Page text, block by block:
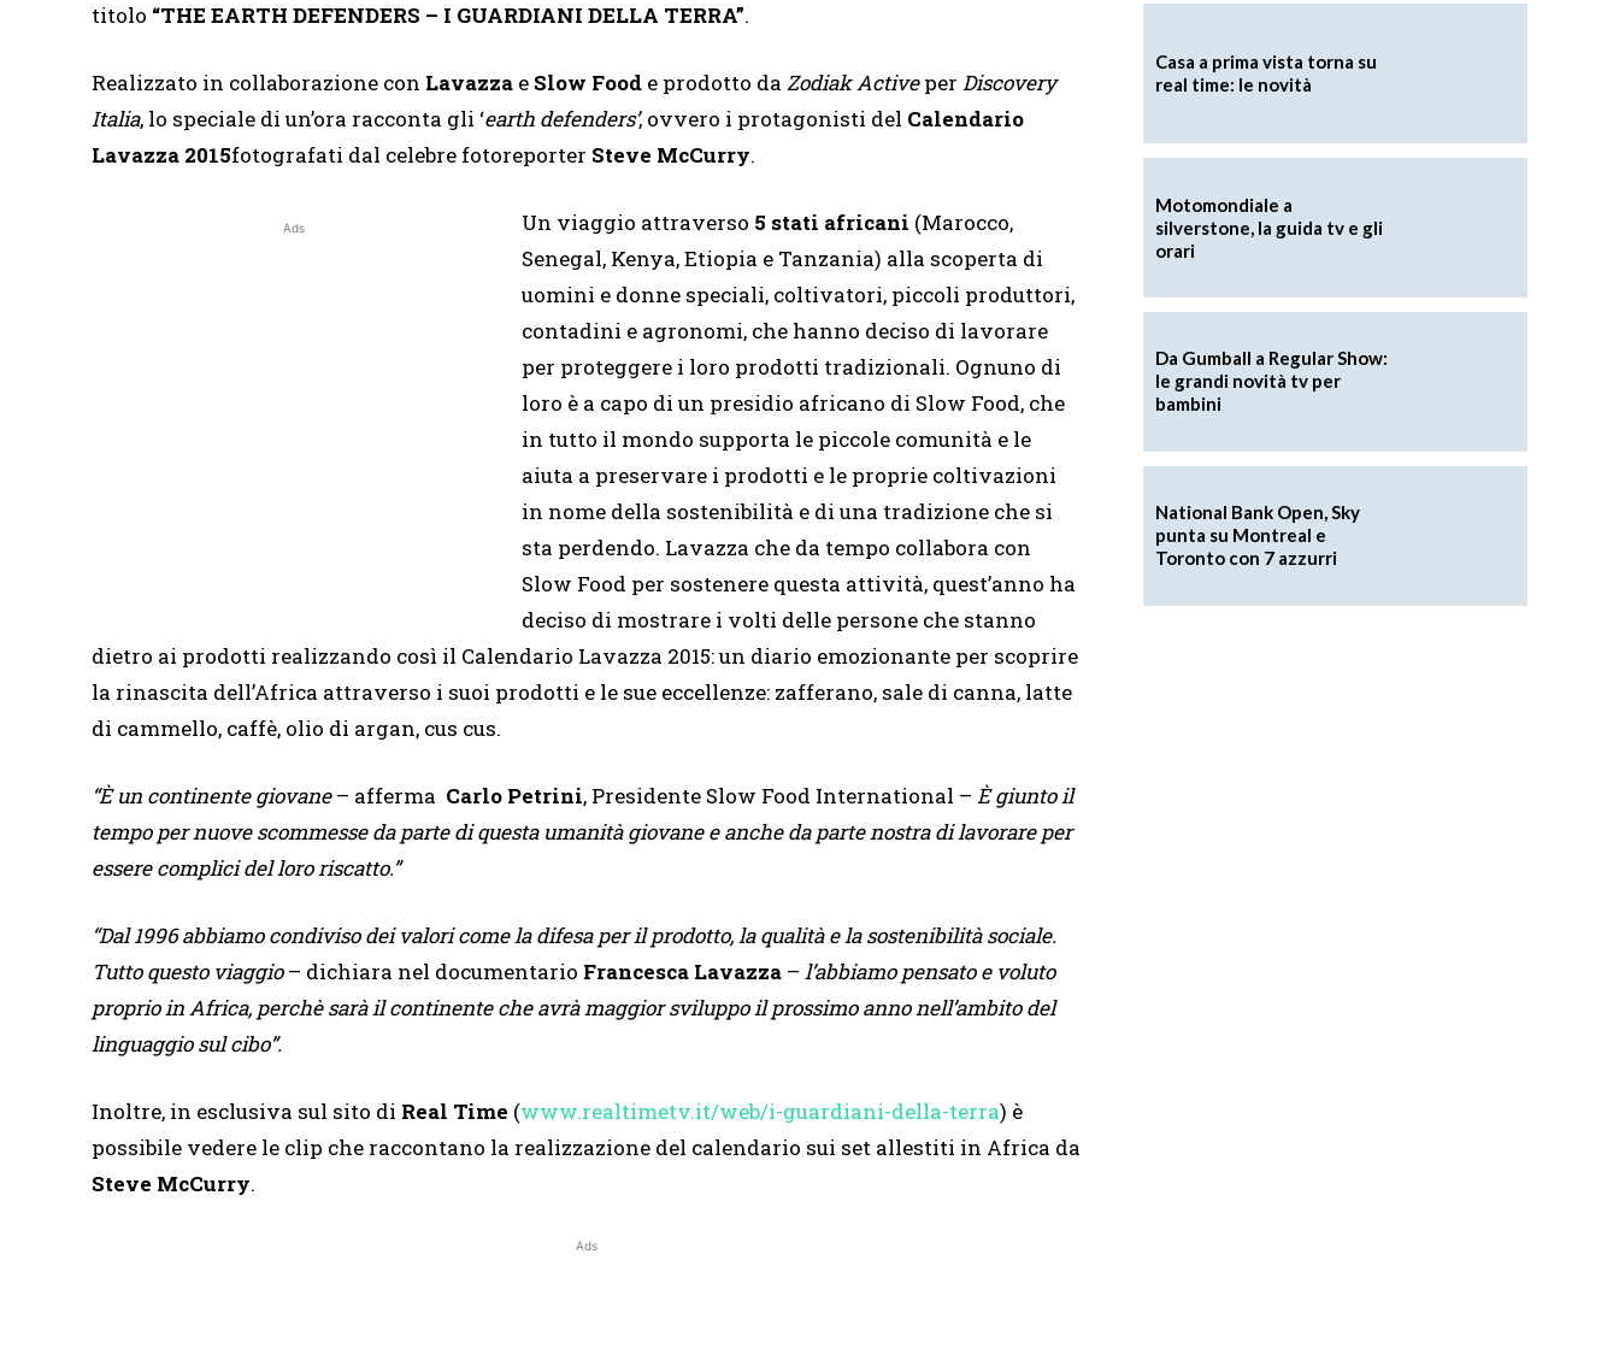
titolo “THE EARTH DEFENDERS – I GUARDIANI DELLA TERRA”.
Realizzato in collaborazione con Lavazza e Slow Food e prodotto da Zodiak Activeper Discovery
Italia, lo speciale di un’ora racconta gli ‘earth defenders’, ovvero i protagonisti del Calendario
Lavazza 2015fotografati dal celebre fotoreporter Steve McCurry.
Ads Un viaggio attraverso 5 stati africani (Marocco,
Senegal, Kenya, Etiopia e Tanzania) alla scoperta di
uomini e donne speciali, coltivatori, piccoli produttori,
contadini e agronomi, che hanno deciso di lavorare
per proteggere i loro prodotti tradizionali. Ognuno di
loro è a capo di un presidio africano di Slow Food, che
in tutto il mondo supporta le piccole comunità e le
aiuta a preservare i prodotti e le proprie coltivazioni
in nome della sostenibilità e di una tradizione che si
sta perdendo. Lavazza che da tempo collabora con
Slow Food per sostenere questa attività, quest’anno ha
deciso di mostrare i volti delle persone che stanno
dietro ai prodotti realizzando così il Calendario Lavazza 2015: un diario emozionante per scoprire
la rinascita dell’Africa attraverso i suoi prodotti e le sue eccellenze: zafferano, sale di canna, latte
di cammello, caffè, olio di argan, cus cus.
“È un continente giovane– afferma Carlo Petrini, Presidente Slow Food International – È giunto il
tempo per nuove scommesse da parte di questa umanità giovane e anche da parte nostra di lavorare per
essere complici del loro riscatto.”
“Dal 1996 abbiamo condiviso dei valori come la difesa per il prodotto, la qualità e la sostenibilità sociale.
Tutto questo viaggio– dichiara nel documentario Francesca Lavazza – l’abbiamo pensato e voluto
proprio in Africa, perchè sarà il continente che avrà maggior sviluppo il prossimo anno nell’ambito del
linguaggio sul cibo”.
Inoltre, in esclusiva sul sito di Real Time (www.realtimetv.it/web/i-guardiani-della-terra) è
possibile vedere le clip che raccontano la realizzazione del calendario sui set allestiti in Africa da
Steve McCurry.
Ads
Casa a prima vista torna su
real time: le novità
Motomondiale a
silverstone, la guida tv e gli
orari
Da Gumball a Regular Show:
le grandi novità tv per
bambini
National Bank Open, Sky
punta su Montreal e
Toronto con 7 azzurri